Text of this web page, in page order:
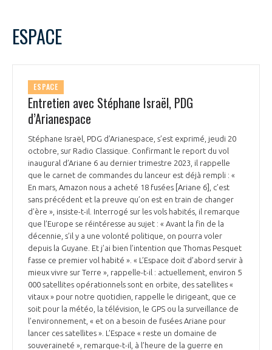
ESPACE
ESPACE
Entretien avec Stéphane Israël, PDG
d’Arianespace
Stéphane Israël, PDG d’Arianespace, s’est exprimé, jeudi 20
octobre, sur Radio Classique. Confirmant le report du vol
inaugural d’Ariane 6 au dernier trimestre 2023, il rappelle
que le carnet de commandes du lanceur est déjà rempli : «
En mars, Amazon nous a acheté 18 fusées [Ariane 6], c’est
sans précédent et la preuve qu’on est en train de changer
d’ère », insiste-t-il. Interrogé sur les vols habités, il remarque
que l’Europe se réintéresse au sujet : « Avant la fin de la
décennie, s’il y a une volonté politique, on pourra voler
depuis la Guyane. Et j’ai bien l’intention que Thomas Pesquet
fasse ce premier vol habité ». « L’Espace doit d’abord servir à
mieux vivre sur Terre », rappelle-t-il : actuellement, environ 5
000 satellites opérationnels sont en orbite, des satellites «
vitaux » pour notre quotidien, rappelle le dirigeant, que ce
soit pour la météo, la télévision, le GPS ou la surveillance de
l’environnement, « et on a besoin de fusées Ariane pour
lancer ces satellites ». L’Espace « reste un domaine de
souveraineté », remarque-t-il, à l’heure de la guerre en